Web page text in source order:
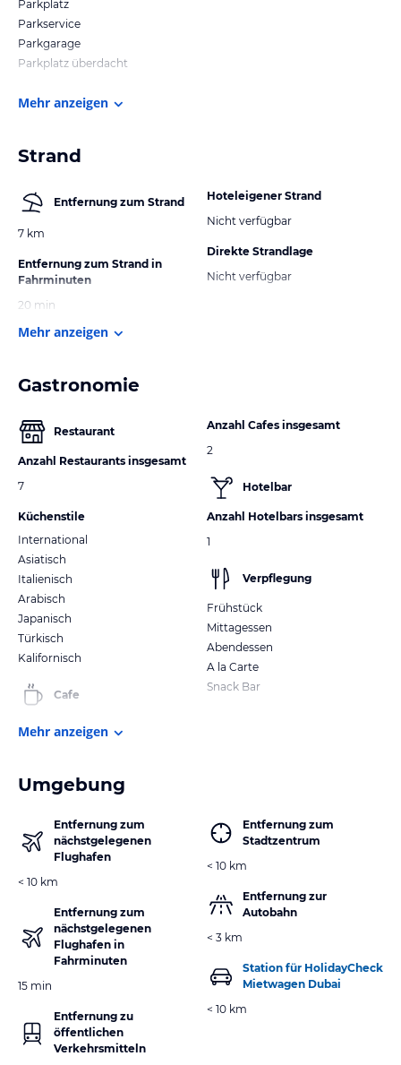
Parkplatz
Parkservice
Parkgarage
Parkplatz überdacht
Mehr anzeigen
Strand
Entfernung zum Strand
7 km
Entfernung zum Strand in
Fahrminuten
20 min
Hoteleigener Strand
Nicht verfügbar
Direkte Strandlage
Nicht verfügbar
Mehr anzeigen
Gastronomie
Restaurant
Anzahl Restaurants insgesamt
7
Küchenstile
International
Asiatisch
Italienisch
Arabisch
Japanisch
Türkisch
Kalifornisch
Cafe
Anzahl Cafes insgesamt
2
Hotelbar
Anzahl Hotelbars insgesamt
1
Verpflegung
Frühstück
Mittagessen
Abendessen
A la Carte
Snack Bar
Mehr anzeigen
Umgebung
Entfernung zum
nächstgelegenen
Flughafen
< 10 km
Entfernung zum
nächstgelegenen
Flughafen in
Fahrminuten
15 min
Entfernung zu
öffentlichen
Verkehrsmitteln
Entfernung zum
Stadtzentrum
< 10 km
Entfernung zur
Autobahn
< 3 km
Station für HolidayCheck
Mietwagen Dubai
< 10 km